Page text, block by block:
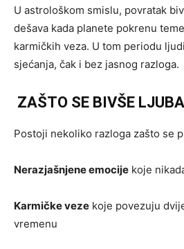
U astrološkom smislu, povratak
dešava kada planete pokrenu
karmičkih veza. U tom periodu
sjećanja, čak i bez jasnog razloga.
ZAŠTO SE BIVŠE
Postoji nekoliko razloga zašto se
Nerazjašnjene emocije koje
Karmičke veze koje povezuju
vremenu